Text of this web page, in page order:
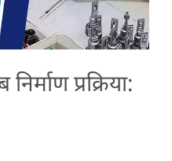
प्रक्रिया: